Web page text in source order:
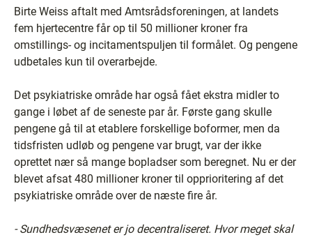
Birte Weiss aftalt med Amtsrådsforeningen, at landets
fem hjertecentre får op til 50 millioner kroner fra
omstillings- og incitamentspuljen til formålet. Og pengene
udbetales kun til overarbejde.
Det psykiatriske område har også fået ekstra midler to
gange i løbet af de seneste par år. Første gang skulle
pengene gå til at etablere forskellige boformer, men da
tidsfristen udløb og pengene var brugt, var der ikke
oprettet nær så mange bopladser som beregnet. Nu er der
blevet afsat 480 millioner kroner til opprioritering af det
psykiatriske område over de næste fire år.
- Sundhedsvæsenet er jo decentraliseret. Hvor meget skal